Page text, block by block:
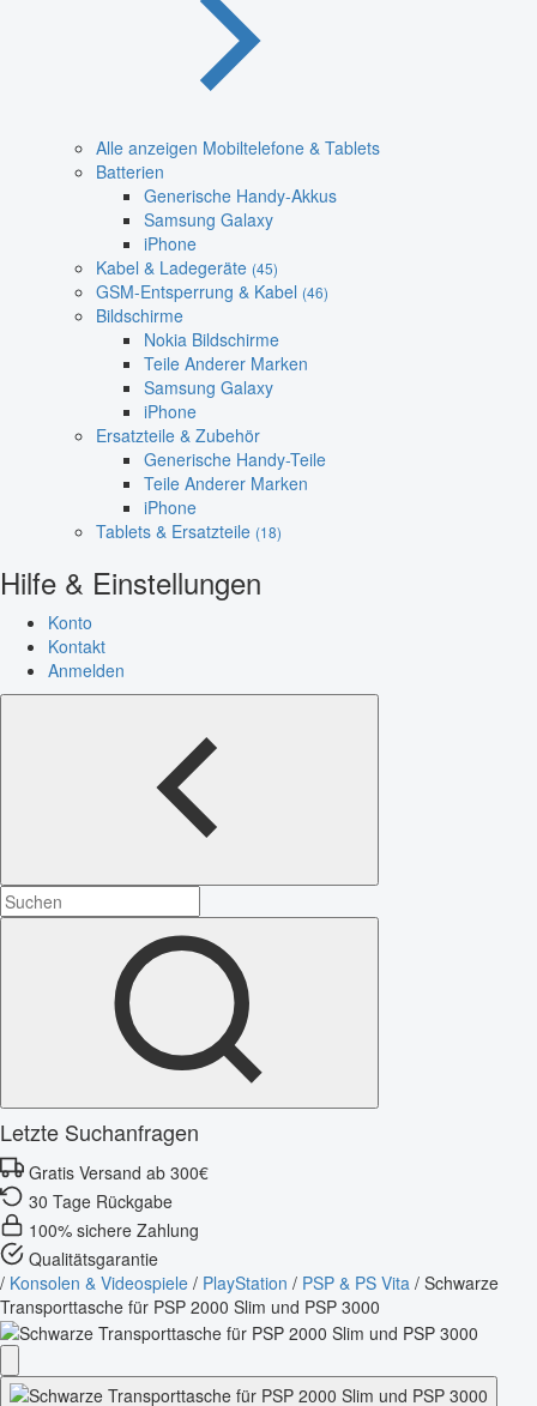
Alle anzeigen Mobiltelefone & Tablets
Batterien
Generische Handy-Akkus
Samsung Galaxy
iPhone
Kabel & Ladegeräte (45)
GSM-Entsperrung & Kabel (46)
Bildschirme
Nokia Bildschirme
Teile Anderer Marken
Samsung Galaxy
iPhone
Ersatzteile & Zubehör
Generische Handy-Teile
Teile Anderer Marken
iPhone
Tablets & Ersatzteile (18)
Hilfe & Einstellungen
Konto
Kontakt
Anmelden
Letzte Suchanfragen
Gratis Versand ab 300€
30 Tage Rückgabe
100% sichere Zahlung
Qualitätsgarantie
/ Konsolen & Videospiele / PlayStation / PSP & PS Vita / Schwarze
Transporttasche für PSP 2000 Slim und PSP 3000